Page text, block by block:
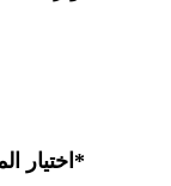
*اختيار